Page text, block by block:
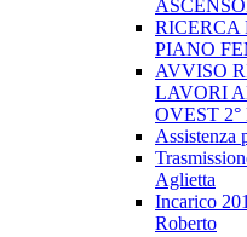
RICERCA
PIANO
AVVISO
LAVORI
OVEST
Assistenza
Aglietta
Incarico
Roberto